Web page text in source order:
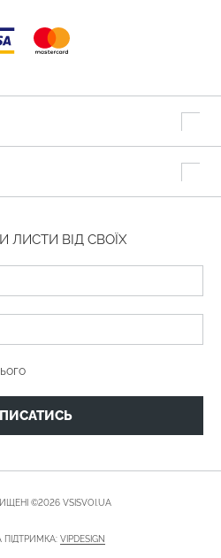
ЛИСТИ ВІД СВОЇХ
©2026 VSISVOI.UA
ПІДТРИМКА: VIPDESIGN